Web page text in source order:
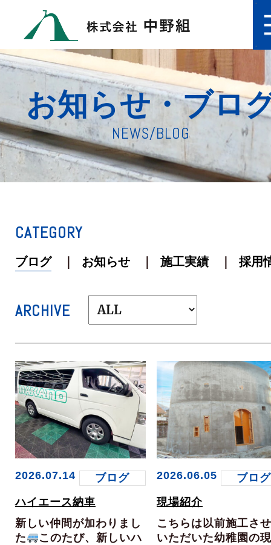
お知らせ・ブロ
NEWS/BLOG
CATEGORY
ブログ お知らせ 施工実績 採用
ARCHIVE
2026.07.14
ブログ
ハイエース納車
新しい仲間が加わりまし
た
このたび、新しいハ
2026.06.05
ブログ
現場紹介
こちらは以前施工さ
いただいた幼稚園の